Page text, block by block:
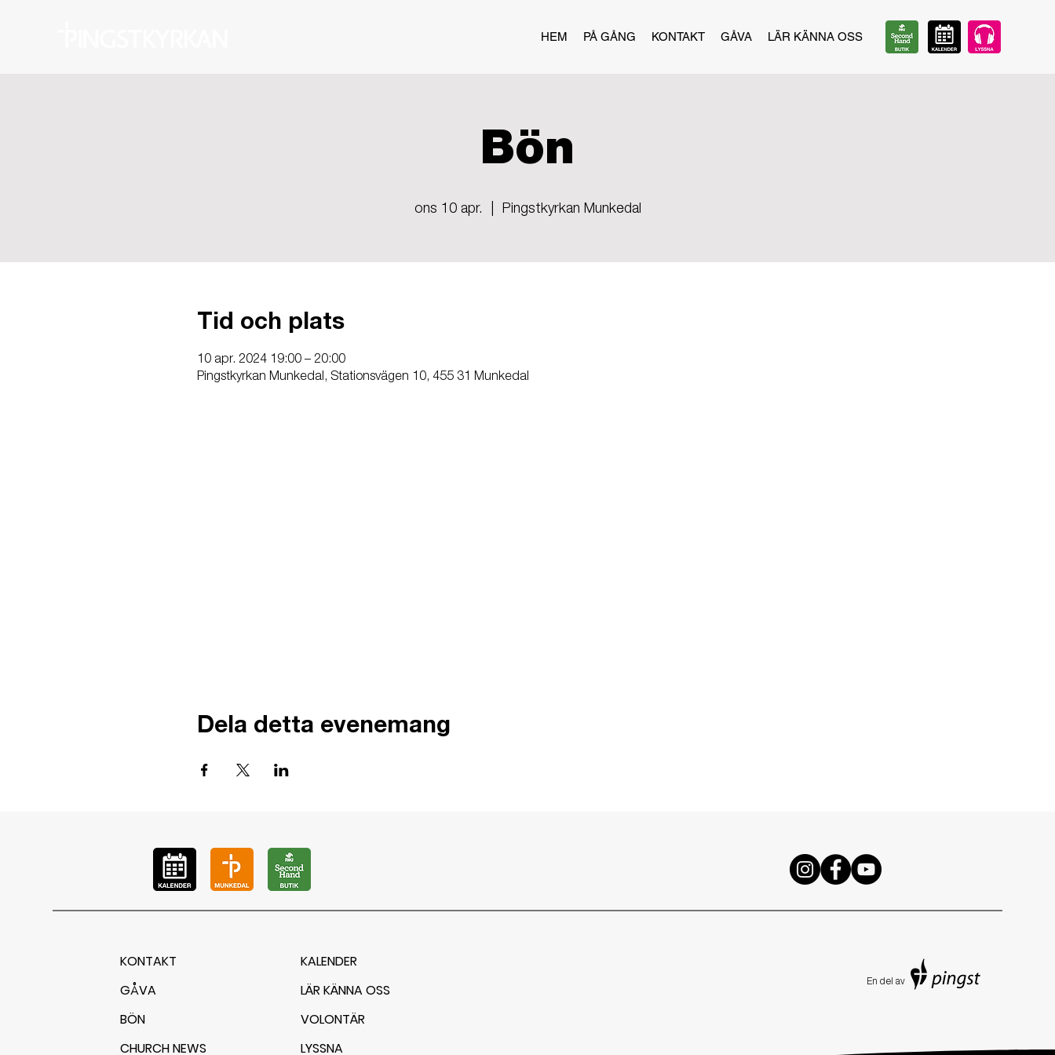
HEM PÅ GÅNG KONTAKT GÅVA LÄR KÄNNA OSS
Bön
ons 10 apr. Pingstkyrkan Munkedal
Tid och plats
10 apr. 2024 19:00 – 20:00
Pingstkyrkan Munkedal, Stationsvägen 10, 455 31 Munkedal
Dela detta evenemang
KONTAKT
GÅVA
BÖN
CHURCH NEWS
KALENDER
LÄR KÄNNA OSS
VOLONTÄR
LYSSNA
En del av